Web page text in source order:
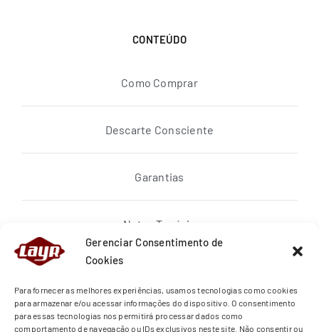
Gerenciar Consentimento de
Cookies
Para fornecer as melhores experiências, usamos tecnologias como cookies
para armazenar e/ou acessar informações do dispositivo. O consentimento
para essas tecnologias nos permitirá processar dados como
comportamento de navegação ou IDs exclusivos neste site. Não consentir ou
CONTEÚDO
Como Comprar
Descarte Consciente
Garantias
Notas Topázio
Quem Somos